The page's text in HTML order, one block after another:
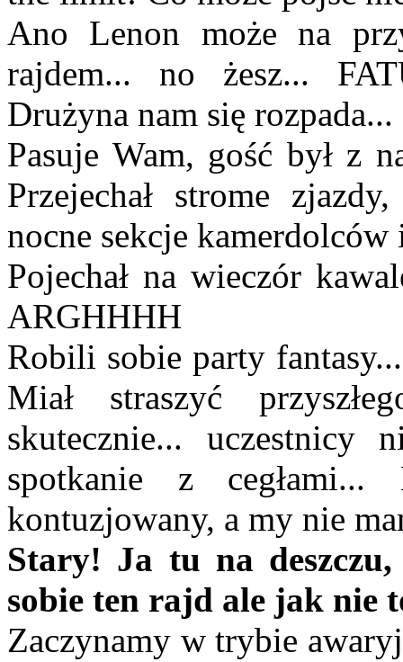
Ano Lenon może na
rajdem... no żesz...
Drużyna nam się rozpada...
Pasuje Wam, gość był z
Przejechał strome
nocne sekcje
Pojechał na wieczór
ARGHHHH
Robili sobie party
Miał straszyć
skutecznie... uczestnicy
spotkanie z
kontuzjowany, a my nie
Stary! Ja tu na
sobie ten rajd ale jak nie
Zaczynamy w trybie